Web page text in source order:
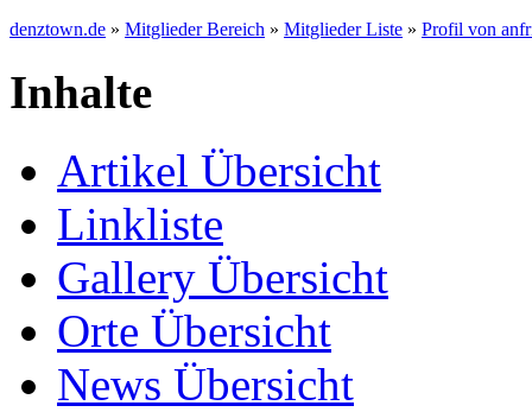
denztown.de » Mitglieder Bereich » Mitglieder Liste » Profil von
Inhalte
Artikel Übersicht
Linkliste
Gallery Übersicht
Orte Übersicht
News Übersicht